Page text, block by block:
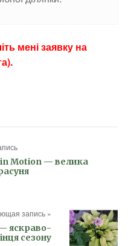
мені заявку на
Motion — велика
запись »
яскраво-
сезону